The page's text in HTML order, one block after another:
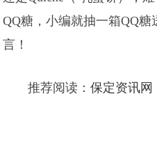
QQ糖，小编就抽一箱QQ
言！
推荐阅读：保定资讯网